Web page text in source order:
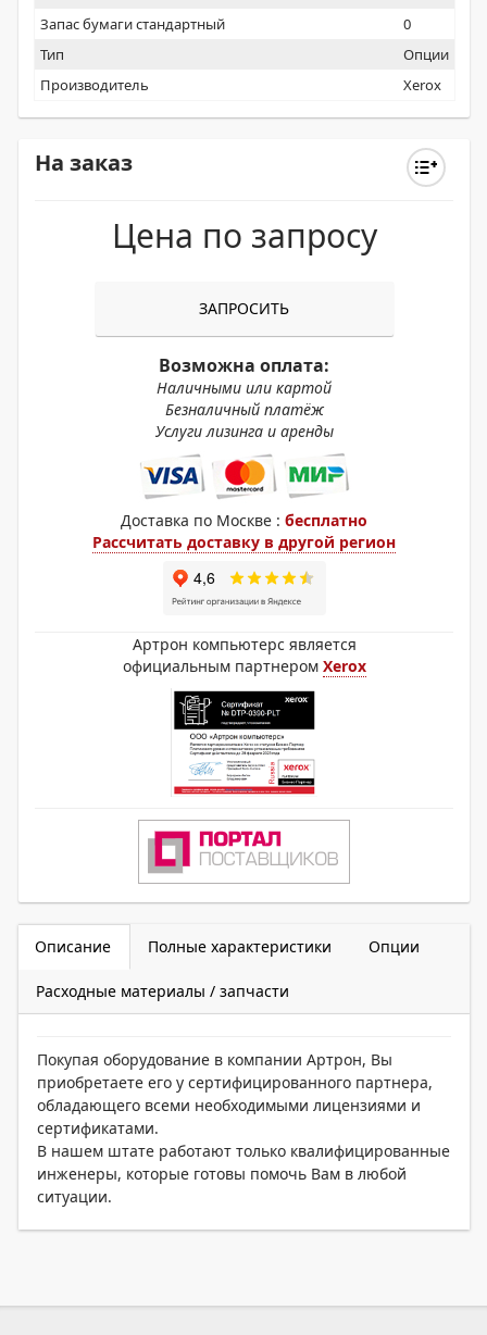
Запас бумаги стандартный
0
Тип
Опции
Производитель
Xerox
На заказ
Цена по запросу
ЗАПРОСИТЬ
Возможна оплата:
Наличными или картой
Безналичный платёж
Услуги лизинга и аренды
Доставка по Москве : бесплатно
Рассчитать доставку в другой регион
Артрон компьютерс является
официальным партнером Xerox
Описание Полные характеристики Опции
Расходные материалы / запчасти
Покупая оборудование в компании Артрон, Вы
приобретаете его у сертифицированного партнера,
обладающего всеми необходимыми лицензиями и
сертификатами.
В нашем штате работают только квалифицированные
инженеры, которые готовы помочь Вам в любой
ситуации.